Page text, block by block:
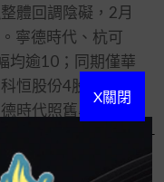
體回調陰礙，2月
寧德時代、杭可
均逾10；同期僅華
恒股份4股錄得上
代照舊牟取最
當升科技、天賜
的機構也均在20
X關閉